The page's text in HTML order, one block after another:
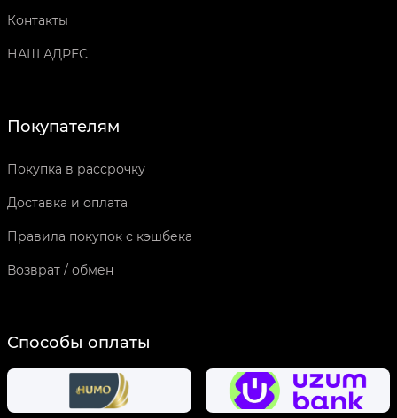
Контакты
НАШ АДРЕС
Покупателям
Покупка в рассрочку
Доставка и оплата
Правила покупок с кэшбека
Возврат / обмен
Способы оплаты